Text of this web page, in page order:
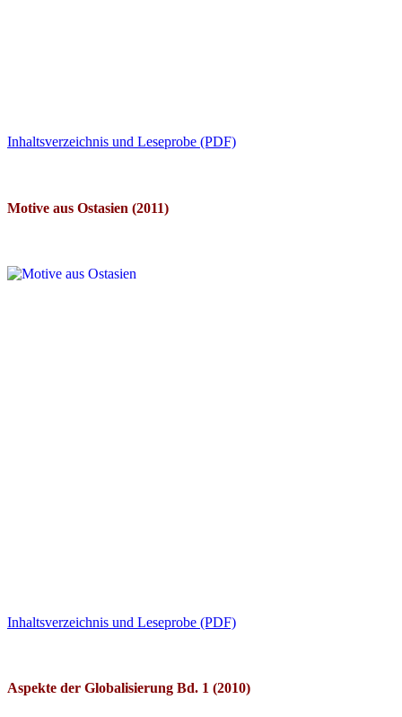
Inhaltsverzeichnis und Leseprobe (PDF)
Motive aus Ostasien (2011)
Inhaltsverzeichnis und Leseprobe (PDF)
Aspekte der Globalisierung Bd. 1 (2010)